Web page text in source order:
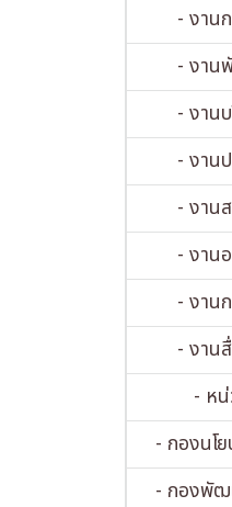
- งาน
- งาน
- งาน
- งาน
- งาน
- งาน
- งาน
- งาน
- ห
- กองนโ
- กองพั